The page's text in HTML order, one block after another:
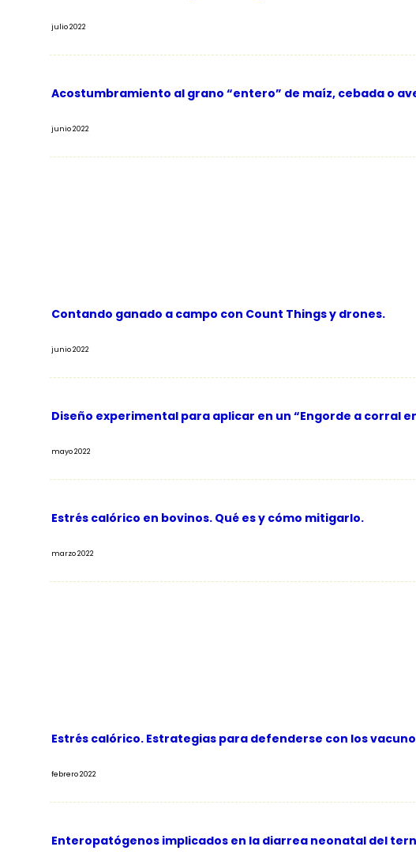
julio 2022
Acostumbramiento al grano “entero” de maíz, cebada o
junio 2022
Contando ganado a campo con Count Things y drones.
junio 2022
Diseño experimental para aplicar en un “Engorde a corral
mayo 2022
Estrés calórico en bovinos. Qué es y cómo mitigarlo.
marzo 2022
Estrés calórico. Estrategias para defenderse con los
febrero 2022
Enteropatógenos implicados en la diarrea neonatal del